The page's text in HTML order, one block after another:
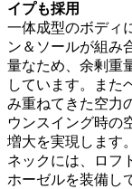
イプも採用
一体成型のボディ
ン＆ソールが組み
量なため、余剰重
しています。また
み重ねてきた空力
ウンスイング時の
増大を実現します。
ネックには、ロフ
ホーゼルを装備し